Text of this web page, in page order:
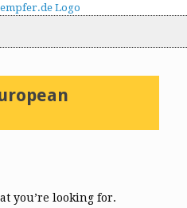
you’re looking for.